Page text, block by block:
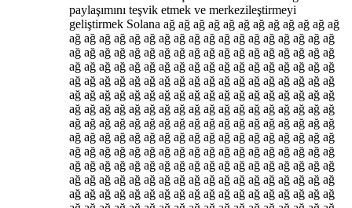
paylaşımını teşvik etmek ve merkezileştirmeyi
geliştirmek Solana ağ ağ ağ ağ ağ ağ ağ ağ ağ ağ ağ ağ
ağ ağ ağ ağ ağ ağ ağ ağ ağ ağ ağ ağ ağ ağ ağ ağ ağ ağ
ağ ağ ağ ağ ağ ağ ağ ağ ağ ağ ağ ağ ağ ağ ağ ağ ağ ağ
ağ ağ ağ ağ ağ ağ ağ ağ ağ ağ ağ ağ ağ ağ ağ ağ ağ ağ
ağ ağ ağ ağ ağ ağ ağ ağ ağ ağ ağ ağ ağ ağ ağ ağ ağ ağ
ağ ağ ağ ağ ağ ağ ağ ağ ağ ağ ağ ağ ağ ağ ağ ağ ağ ağ
ağ ağ ağ ağ ağ ağ ağ ağ ağ ağ ağ ağ ağ ağ ağ ağ ağ ağ
ağ ağ ağ ağ ağ ağ ağ ağ ağ ağ ağ ağ ağ ağ ağ ağ ağ ağ
ağ ağ ağ ağ ağ ağ ağ ağ ağ ağ ağ ağ ağ ağ ağ ağ ağ ağ
ağ ağ ağ ağ ağ ağ ağ ağ ağ ağ ağ ağ ağ ağ ağ ağ ağ ağ
ağ ağ ağ ağ ağ ağ ağ ağ ağ ağ ağ ağ ağ ağ ağ ağ ağ ağ
ağ ağ ağ ağ ağ ağ ağ ağ ağ ağ ağ ağ ağ ağ ağ ağ ağ ağ
ağ ağ ağ ağ ağ ağ ağ ağ ağ ağ ağ ağ ağ ağ ağ ağ ağ ağ